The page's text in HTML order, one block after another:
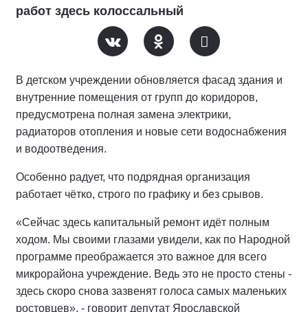
работ здесь колоссальный
В детском учреждении обновляется фасад здания и
внутренние помещения от групп до коридоров,
предусмотрена полная замена электрики,
радиаторов отопления и новые сети водоснабжения
и водоотведения.
Особенно радует, что подрядная организация
работает чётко, строго по графику и без срывов.
«Сейчас здесь капитальный ремонт идёт полным
ходом. Мы своими глазами увидели, как по Народной
программе преображается это важное для всего
микрорайона учреждение. Ведь это не просто стены -
здесь скоро снова зазвенят голоса самых маленьких
ростовцев», - говорит депутат Ярославской